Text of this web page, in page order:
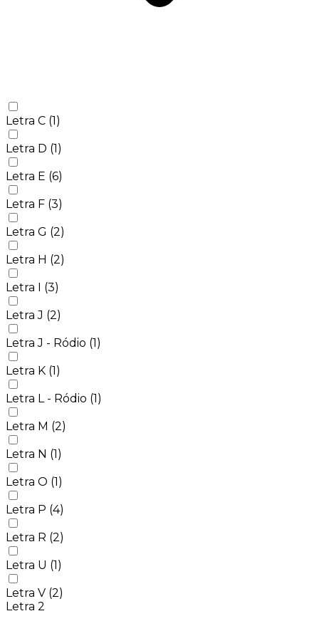
Letra C (1)
Letra D (1)
Letra E (6)
Letra F (3)
Letra G (2)
Letra H (2)
Letra I (3)
Letra J (2)
Letra J - Ródio (1)
Letra K (1)
Letra L - Ródio (1)
Letra M (2)
Letra N (1)
Letra O (1)
Letra P (4)
Letra R (2)
Letra U (1)
Letra V (2)
Letra 2